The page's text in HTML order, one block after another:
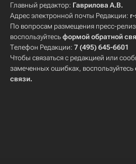
Главный редактор: Гаврилова А.В.
Адрес электронной почты Редакции:
По вопросам размещения пресс-
воспользуйтесьформой обратной
Телефон Редакции: 7 (495) 645-6601
Чтобы связаться с редакцией или
замеченных ошибках, воспользуйтесь
связи.